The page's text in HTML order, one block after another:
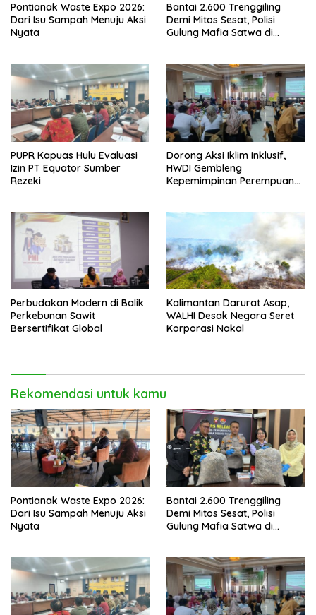
Pontianak Waste Expo 2026:
Dari Isu Sampah Menuju Aksi
Nyata
Bantai 2.600 Trenggiling
Demi Mitos Sesat, Polisi
Gulung Mafia Satwa di
PUPR Kapuas Hulu Evaluasi
Izin PT Equator Sumber
Rezeki
Dorong Aksi Iklim Inklusif,
HWDI Gembleng
Kepemimpinan Perempuan
Perbudakan Modern di Balik
Perkebunan Sawit
Bersertifikat Global
Kalimantan Darurat Asap,
WALHI Desak Negara Seret
Korporasi Nakal
Rekomendasi untuk kamu
Pontianak Waste Expo 2026:
Dari Isu Sampah Menuju Aksi
Nyata
Bantai 2.600 Trenggiling
Demi Mitos Sesat, Polisi
Gulung Mafia Satwa di